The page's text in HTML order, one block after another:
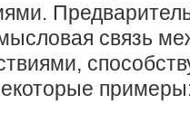
связь